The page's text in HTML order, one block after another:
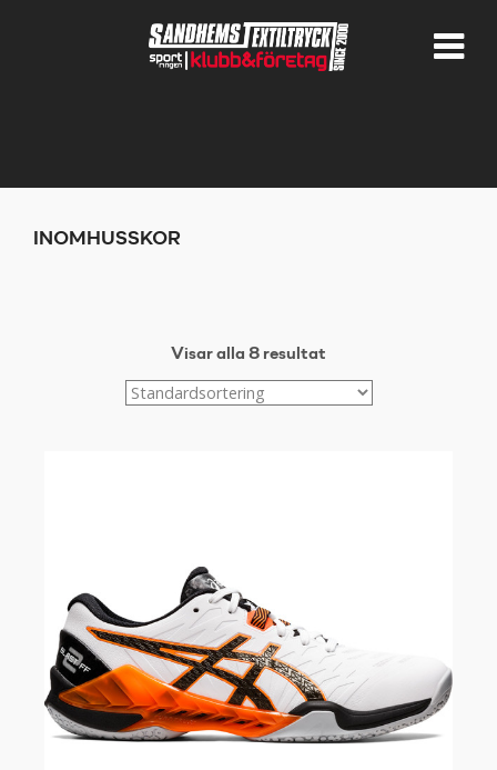
INOMHUSSKOR
Visar alla 8 resultat